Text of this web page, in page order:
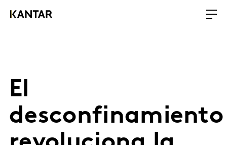
El
desconfinamiento